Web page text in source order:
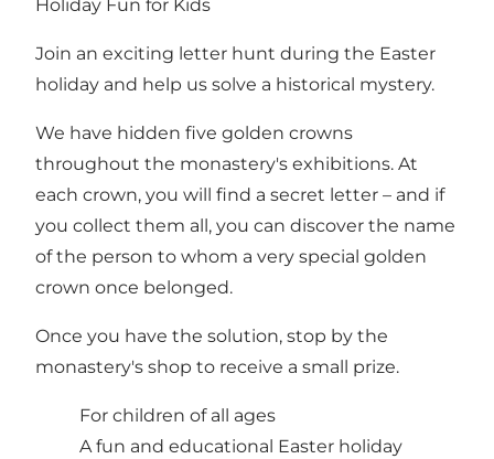
Holiday Fun for Kids
Join an exciting letter hunt during the Easter
holiday and help us solve a historical mystery.
We have hidden five golden crowns
throughout the monastery's exhibitions. At
each crown, you will find a secret letter – and if
you collect them all, you can discover the name
of the person to whom a very special golden
crown once belonged.
Once you have the solution, stop by the
monastery's shop to receive a small prize.
For children of all ages
A fun and educational Easter holiday